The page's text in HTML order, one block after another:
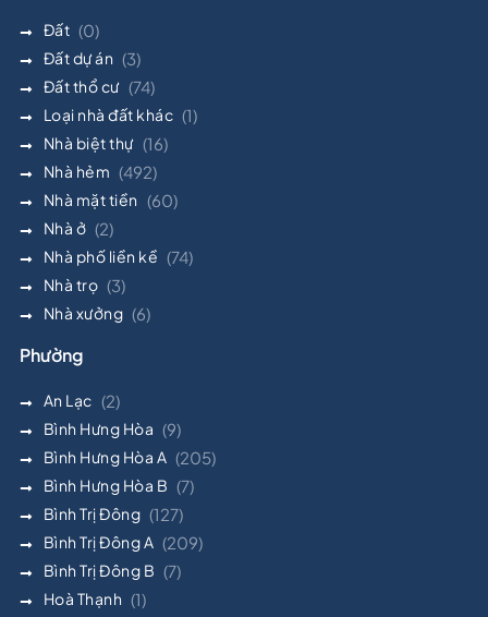
Đất (0)
Đất dự án (3)
Đất thổ cư (74)
Loại nhà đất khác (1)
Nhà biệt thự (16)
Nhà hẻm (492)
Nhà mặt tiền (60)
Nhà ở (2)
Nhà phố liền kề (74)
Nhà trọ (3)
Nhà xưởng (6)
Phường
An Lạc (2)
Bình Hưng Hòa (9)
Bình Hưng Hòa A (205)
Bình Hưng Hòa B (7)
Bình Trị Đông (127)
Bình Trị Đông A (209)
Bình Trị Đông B (7)
Hoà Thạnh (1)